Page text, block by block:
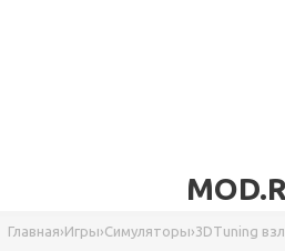
Главная›Игры›Симуляторы›3DTuning